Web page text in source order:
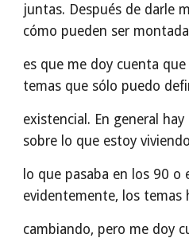
juntas. Después de darle
cómo pueden ser
es que me doy cuenta
temas que sólo puedo
existencial. En general
sobre lo que estoy
lo que pasaba en los 90 o
evidentemente, los temas
cambiando, pero me doy